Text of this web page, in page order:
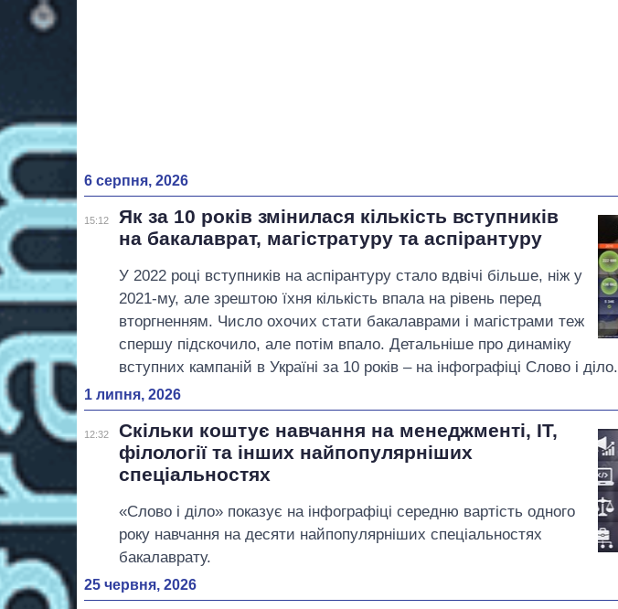
6 серпня, 2026
15:12
Як за 10 років змінилася кількість вступників
на бакалаврат, магістратуру та аспірантуру
У 2022 році вступників на аспірантуру стало вдвічі більше, ніж у
2021-му, але зрештою їхня кількість впала на рівень перед
вторгненням. Число охочих стати бакалаврами і магістрами теж
спершу підскочило, але потім впало. Детальніше про динаміку
вступних кампаній в Україні за 10 років – на інфографіці Слово і діло.
1 липня, 2026
12:32
Скільки коштує навчання на менеджменті, ІТ,
філології та інших найпопулярніших
спеціальностях
«Слово і діло» показує на інфографіці середню вартість одного
року навчання на десяти найпопулярніших спеціальностях
бакалаврату.
25 червня, 2026